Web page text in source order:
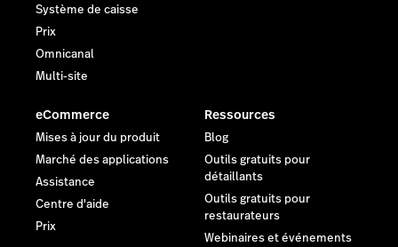
Système de caisse
Prix
Omnicanal
Multi-site
eCommerce
Mises à jour du produit
Marché des applications
Assistance
Centre d'aide
Prix
Ressources
Blog
Outils gratuits pour
détaillants
Outils gratuits pour
restaurateurs
Webinaires et événements